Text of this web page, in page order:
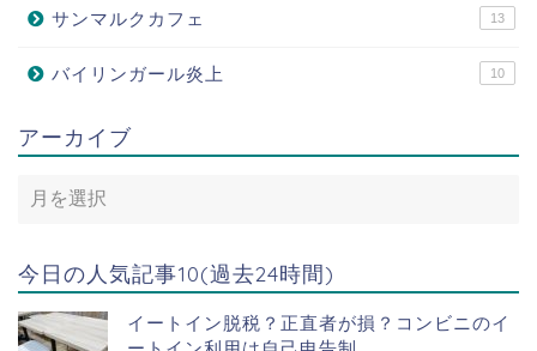
サンマルクカフェ 13
バイリンガール炎上 10
アーカイブ
今日の人気記事10(過去24時間)
イートイン脱税？正直者が損？コンビニのイ